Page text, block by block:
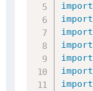
import
import
import
import
import
import
import